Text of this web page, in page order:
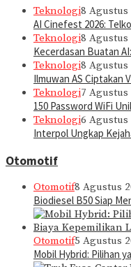
Teknologi8 Agustus
AI Cinefest 2026:
Teknologi8 Agustus
Kecerdasan Buatan
Teknologi8 Agustus
Ilmuwan AS
Teknologi7 Agustus
150 Password WiFi
Teknologi6 Agustus
Interpol Ungkap
Otomotif
Otomotif8 Agustus
Biodiesel B50 Siap
Otomotif5 Agustus
Mobil Hybrid: Pilihan